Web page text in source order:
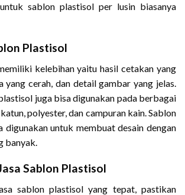
sablon plastisol per lusin biasanya
Plastisol
kelebihan yaitu hasil cetakan yang
yang cerah, dan detail gambar yang jelas.
juga bisa digunakan pada berbagai
polyester, dan campuran kain. Sablon
digunakan untuk membuat desain dengan
banyak.
Sablon Plastisol
sablon plastisol yang tepat, pastikan